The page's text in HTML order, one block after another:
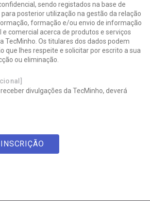
sendo registados na base de
para posterior utilização na gestão da relação
formação e/ou envio de informação
e comercial acerca de produtos e serviços
TecMinho. Os titulares dos dados podem
que lhes respeite e solicitar por escrito a sua
ou eliminação.
divulgações da TecMinho, deverá